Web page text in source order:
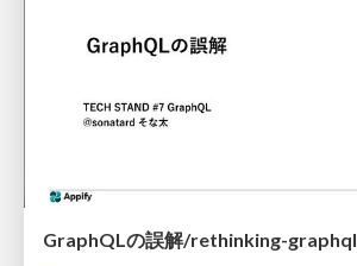
GraphQLの誤解/rethinking-graphql